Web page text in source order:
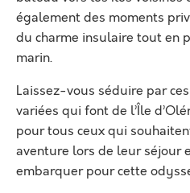
également des moments
du charme insulaire tout en
marin.
Laissez-vous séduire par
variées qui font de l’Île
pour tous ceux qui
aventure lors de leur séjour
embarquer pour cette